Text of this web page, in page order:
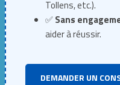
Tollens, etc.).
✅Sans
aider à réussir.
DEMANDER UN